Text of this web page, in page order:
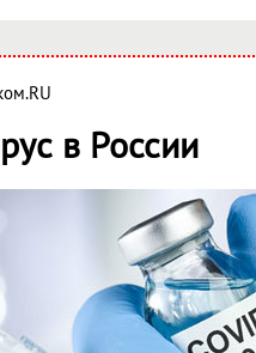
в России